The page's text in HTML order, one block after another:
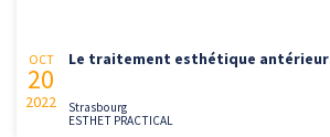
OCT
20
2022
Le traitement esthétique antérieur
Strasbourg
ESTHET PRACTICAL